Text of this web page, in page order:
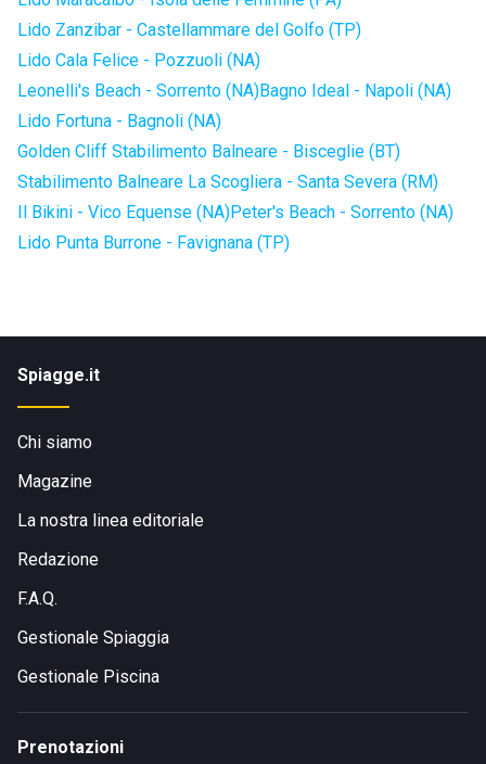
Lido Zanzibar - Castellammare del Golfo (TP)
Lido Cala Felice - Pozzuoli (NA)
Leonelli's Beach - Sorrento (NA)Bagno Ideal - Napoli (NA)
Lido Fortuna - Bagnoli (NA)
Golden Cliff Stabilimento Balneare - Bisceglie (BT)
Stabilimento Balneare La Scogliera - Santa Severa (RM)
Il Bikini - Vico Equense (NA)Peter's Beach - Sorrento (NA)
Lido Punta Burrone - Favignana (TP)
Spiagge.it
Chi siamo
Magazine
La nostra linea editoriale
Redazione
F.A.Q.
Gestionale Spiaggia
Gestionale Piscina
Prenotazioni